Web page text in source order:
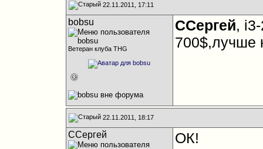
22.11.2011, 17:11
bobsu
Ветеран клуба THG
ССергей,
700$,лучше
22.11.2011, 18:17
ССергей ОК!